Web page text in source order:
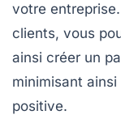
votre
clients, vous
ainsi créer un
minimisant
positive.